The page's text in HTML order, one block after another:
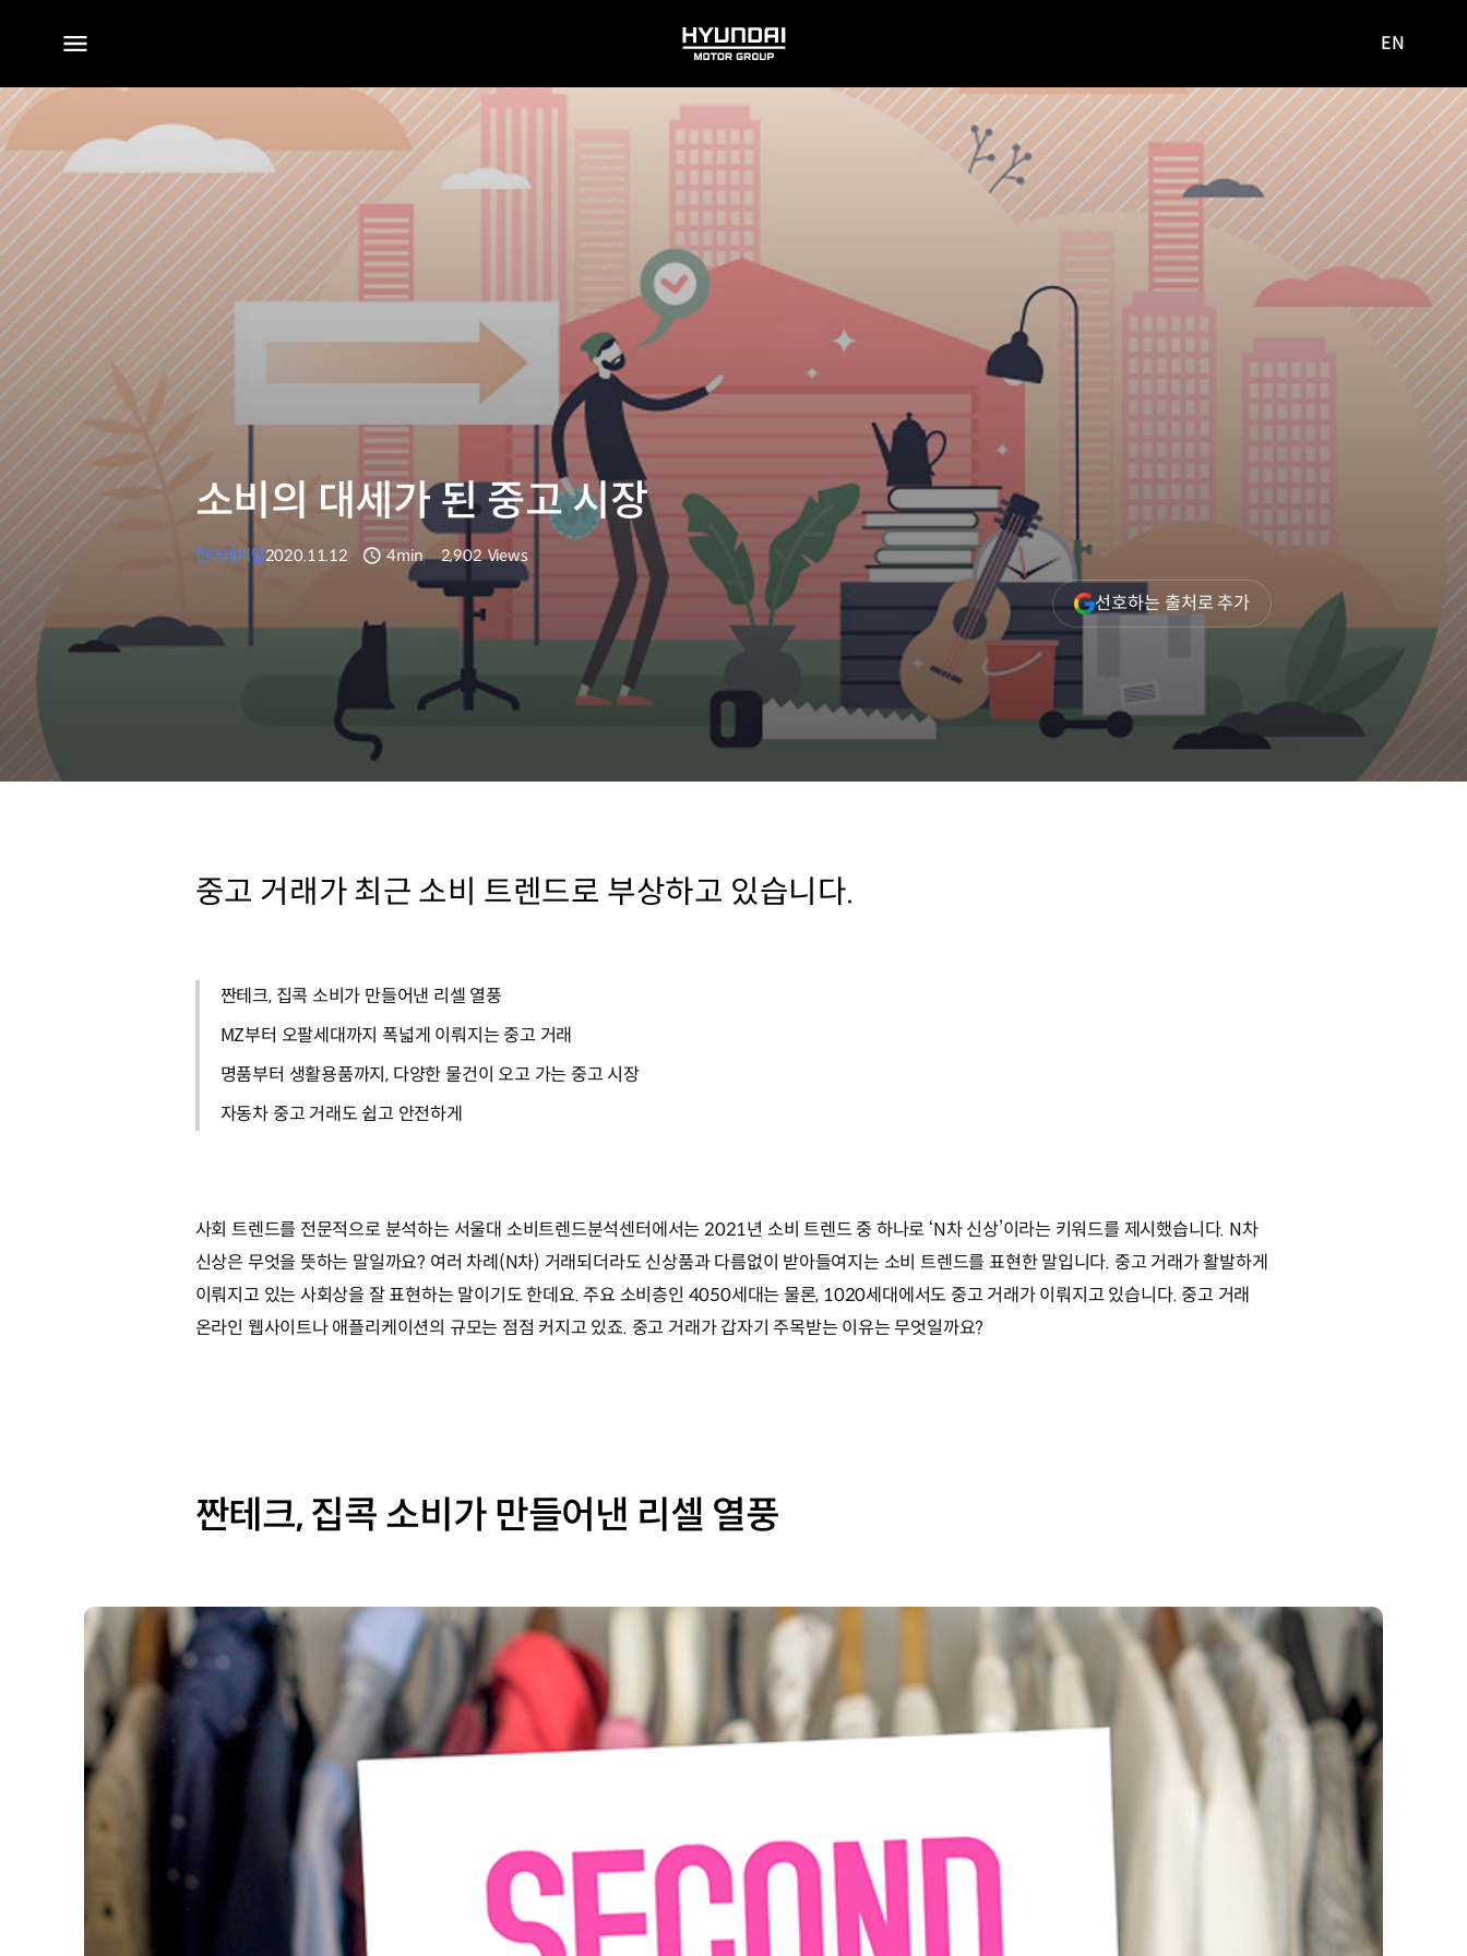
전체
HYUNDAI
MOTOR
GROUP
사이트로
이동
EN
소비의 대세가 된 중고 시장
현대캐피탈2020.11.12
분량
4min 2,902 Views
선호하는 출처로 추가(새
창
중고 거래가 최근 소비 트렌드로 부상하고 있습니다.
짠테크, 집콕 소비가 만들어낸 리셀 열풍
MZ부터 오팔세대까지 폭넓게 이뤄지는 중고 거래
명품부터 생활용품까지, 다양한 물건이 오고 가는 중고 시장
자동차 중고 거래도 쉽고 안전하게
사회 트렌드를 전문적으로 분석하는 서울대 소비트렌드분석센터에서는 2021년 소비 트렌드 중 하나로 ‘N차 신상’이라는 키워드를 제시했습니다. N차
신상은 무엇을 뜻하는 말일까요? 여러 차례(N차) 거래되더라도 신상품과 다름없이 받아들여지는 소비 트렌드를 표현한 말입니다. 중고 거래가 활발하게
이뤄지고 있는 사회상을 잘 표현하는 말이기도 한데요. 주요 소비층인 4050세대는 물론, 1020세대에서도 중고 거래가 이뤄지고 있습니다. 중고 거래
온라인 웹사이트나 애플리케이션의 규모는 점점 커지고 있죠. 중고 거래가 갑자기 주목받는 이유는 무엇일까요?
짠테크, 집콕 소비가 만들어낸 리셀 열풍